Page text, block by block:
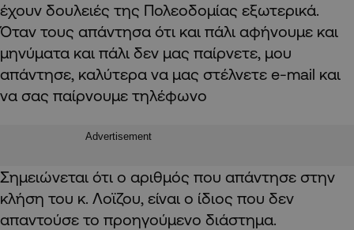
έχουν δουλειές της Πολεοδομίας εξωτερικά.
Όταν τους απάντησα ότι και πάλι αφήνουμε και
μηνύματα και πάλι δεν μας παίρνετε, μου
απάντησε, καλύτερα να μας στέλνετε e-mail και
να σας παίρνουμε τηλέφωνο
Advertisement
Σημειώνεται ότι ο αριθμός που απάντησε στην
κλήση του κ. Λοϊζου, είναι ο ίδιος που δεν
απαντούσε το προηγούμενο διάστημα.